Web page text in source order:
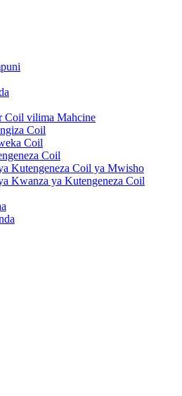
Coil vilima Mahcine
Coil
Coil
Coil
Kutengeneza Coil ya Mwisho
Kwanza ya Kutengeneza Coil